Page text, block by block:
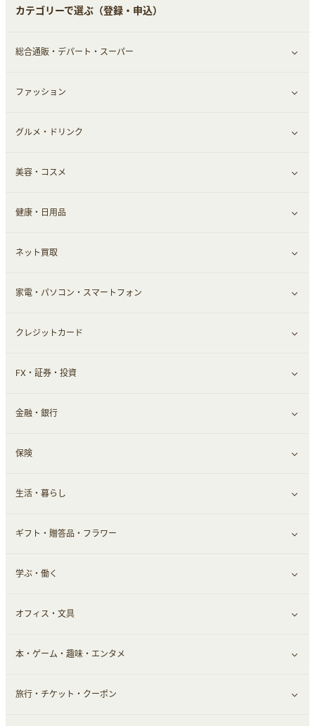
カテゴリーで選ぶ（登録・申込）
総合通販・デパート・スーパー
すべて見る
総合通販
ファッション
すべて見る
ファッション
インナー・下着
スーツ・フォーマル
グルメ・ドリンク
すべて見る
グルメ
お酒
食材宅配
ウォーターサーバー
美容・コスメ
すべて見る
ヘアケア
エステ・サロン
メンズ美容
健康・日用品
すべて見る
スポーツ・フィットネス
日用品・薬局・からだ
ネット買取
すべて見る
ネット買取
家電・パソコン・スマートフォン
すべて見る
家電・パソコン・ソフトウェア
通信・レンタルサーバー
スマホ・携帯電話・SIM
定額制有料コンテンツ
クレジットカード
すべて見る
クレジットカード
FX・証券・投資
すべて見る
証券
仮想通貨
その他投資
金融・銀行
銀行・ネット銀行
キャッシング・ローン
その他金融
保険
すべて見る
保険相談・面談
生活・暮らし
すべて見る
住まい・暮らし
不動産
引越し
エコ・エネルギー
ギフト・贈答品・フラワー
すべて見る
ギフト・贈答品
学ぶ・働く
すべて見る
習い事・学習・学校
仕事・転職
オフィス・文具
すべて見る
オフィス・文具
本・ゲーム・趣味・エンタメ
すべて見る
旅行・チケット・クーポン